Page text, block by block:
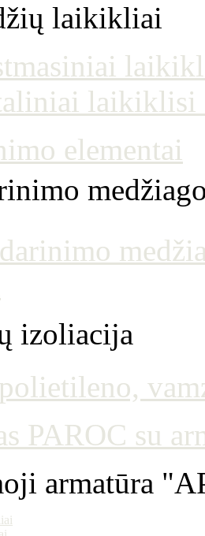
laikikliai
laikiklisi
elementai
izoliacija
PAROC su
armatūra